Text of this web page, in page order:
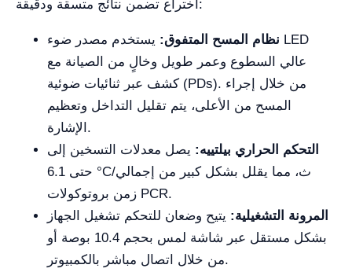
اختراع تضمن نتائج متسقة ودقيقة:
نظام المسح المتفوق: يستخدم مصدر ضوء LED
عالي السطوع وعمر طويل وخالٍ من الصيانة مع
كشف عبر ثنائيات ضوئية (PDs). من خلال إجراء
المسح من الأعلى، يتم تقليل التداخل وتعظيم
الإشارة.
التحكم الحراري بيلتييه: يصل معدلات التسخين إلى
حتى 6.1 °C/ث، مما يقلل بشكل كبير من إجمالي
زمن بروتوكولات PCR.
المرونة التشغيلية: يتيح وضعان للتحكم تشغيل الجهاز
بشكل مستقل عبر شاشة لمس بحجم 10.4 بوصة أو
من خلال اتصال مباشر بالكمبيوتر.